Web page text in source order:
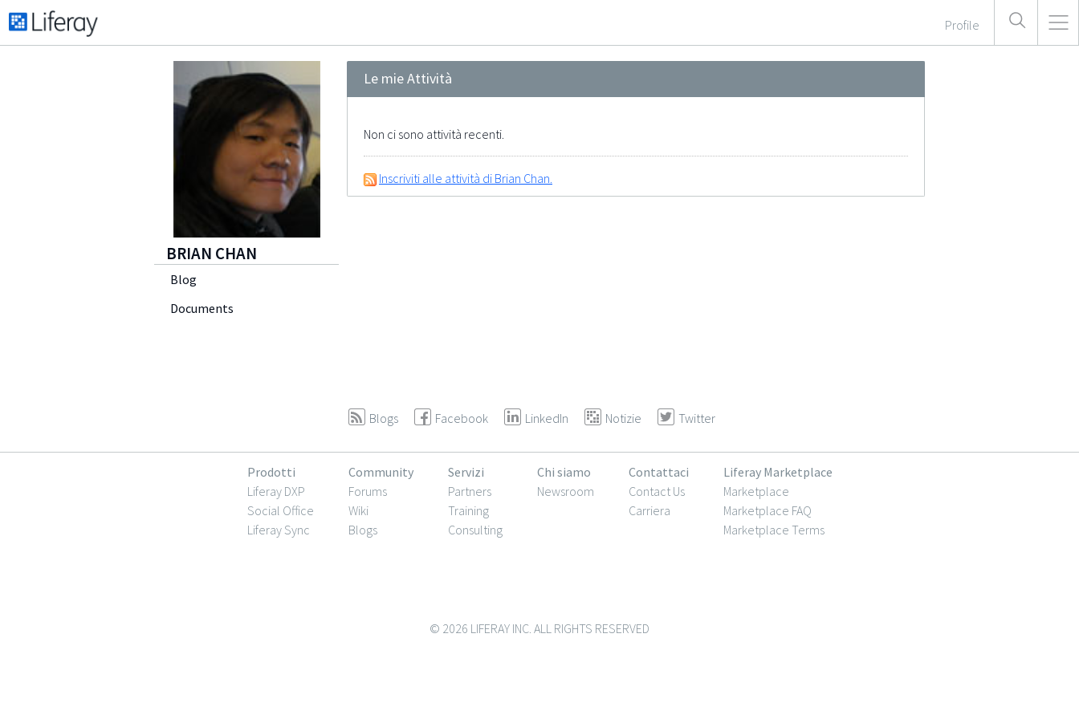
Profile
BRIAN CHAN
Blog
Documents
Le mie Attività
Non ci sono attività recenti.
Inscriviti alle attività di Brian Chan.
Blogs Facebook LinkedIn Notizie Twitter
Prodotti
Liferay DXP
Social Office
Liferay Sync
Community
Forums
Wiki
Blogs
Servizi
Partners
Training
Consulting
Chi siamo
Newsroom
Contattaci
Contact Us
Carriera
Liferay Marketplace
Marketplace
Marketplace FAQ
Marketplace Terms
© 2026 LIFERAY INC. ALL RIGHTS RESERVED